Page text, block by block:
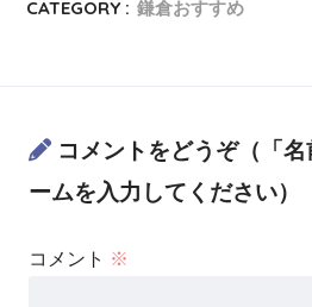
CATEGORY : 鎌倉おすすめ
コメントをどうぞ（「
ームを入力してください）
コメント ※